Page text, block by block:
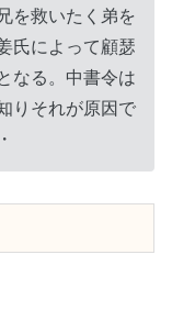
を救いたく弟を
氏によって顧瑟
なる。中書令は
りそれが原因で